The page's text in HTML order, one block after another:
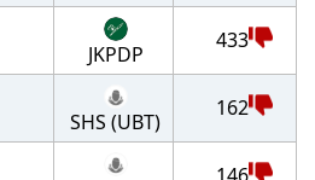
JKPDP
433
SHS (UBT)
162